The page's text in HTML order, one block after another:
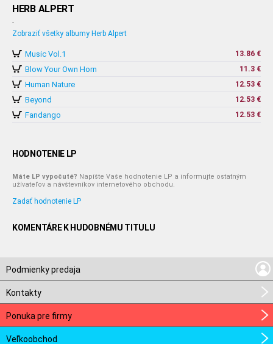
HERB ALPERT
-
Zobraziť všetky albumy Herb Alpert
Music Vol.1 13.86 €
Blow Your Own Horn 11.3 €
Human Nature 12.53 €
Beyond 12.53 €
Fandango 12.53 €
HODNOTENIE LP
Máte LP vypočuté? Napíšte Vaše hodnotenie LP a informujte ostatným
užívateľov a návštevníkov internetového obchodu.
Zadať hodnotenie LP
KOMENTÁRE K HUDOBNÉMU TITULU
Podmienky predaja
Kontakty
Ponuka pre firmy
Veľkoobchod